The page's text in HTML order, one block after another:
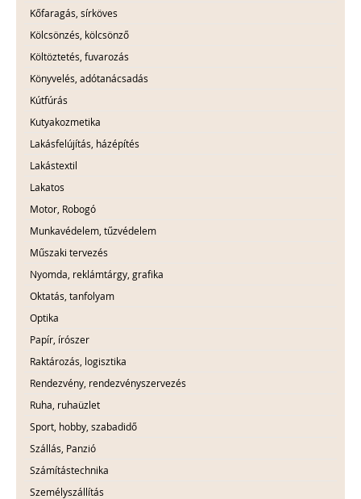
Kőfaragás, sírköves
Kölcsönzés, kölcsönző
Költöztetés, fuvarozás
Könyvelés, adótanácsadás
Kútfúrás
Kutyakozmetika
Lakásfelújítás, házépítés
Lakástextil
Lakatos
Motor, Robogó
Munkavédelem, tűzvédelem
Műszaki tervezés
Nyomda, reklámtárgy, grafika
Oktatás, tanfolyam
Optika
Papír, írószer
Raktározás, logisztika
Rendezvény, rendezvényszervezés
Ruha, ruhaüzlet
Sport, hobby, szabadidő
Szállás, Panzió
Számítástechnika
Személyszállítás